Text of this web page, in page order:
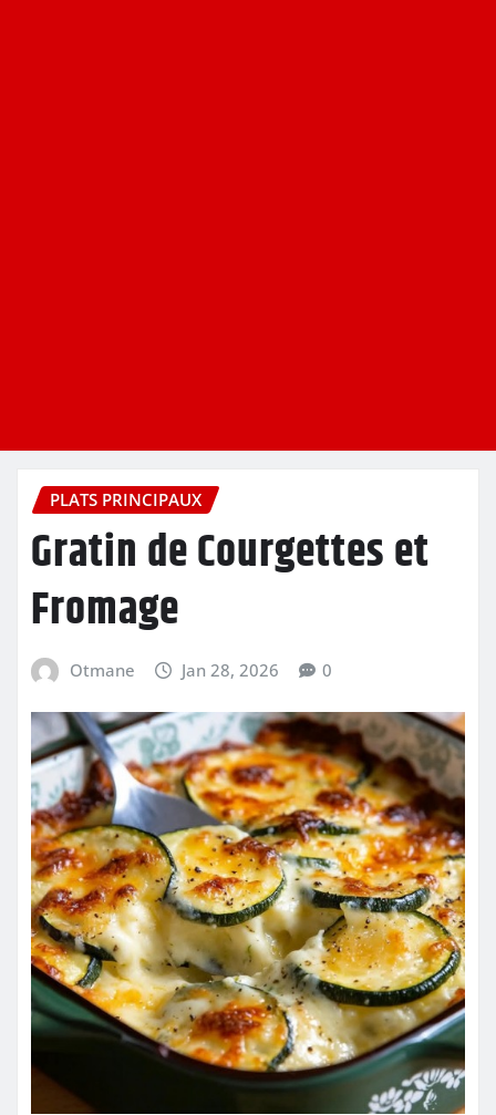
PLATS PRINCIPAUX
Gratin de Courgettes et
Fromage
Otmane Jan 28, 2026 0